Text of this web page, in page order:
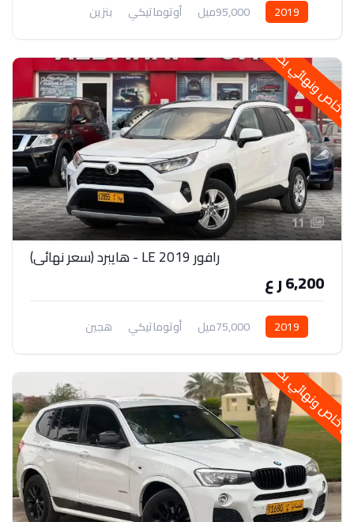
2019 95,000ميل أوتوماتيكي
بنزين
دفع رباعي
ونهائي بحالتها
11
رافور 2019 LE - هايبرد (سعر نهائي)
6,200 ر ع
2019 75,000ميل أوتوماتيكي
هجين
دفع رباعي
ونهائي بحالتها